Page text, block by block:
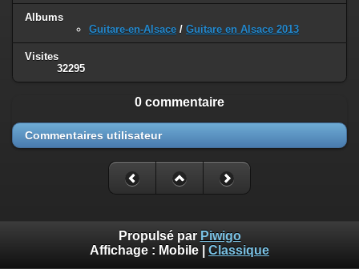
Albums
Guitare-en-Alsace / Guitare en Alsace 2013
Visites
32295
0 commentaire
Commentaires utilisateur
Propulsé par Piwigo
Affichage : Mobile Classique